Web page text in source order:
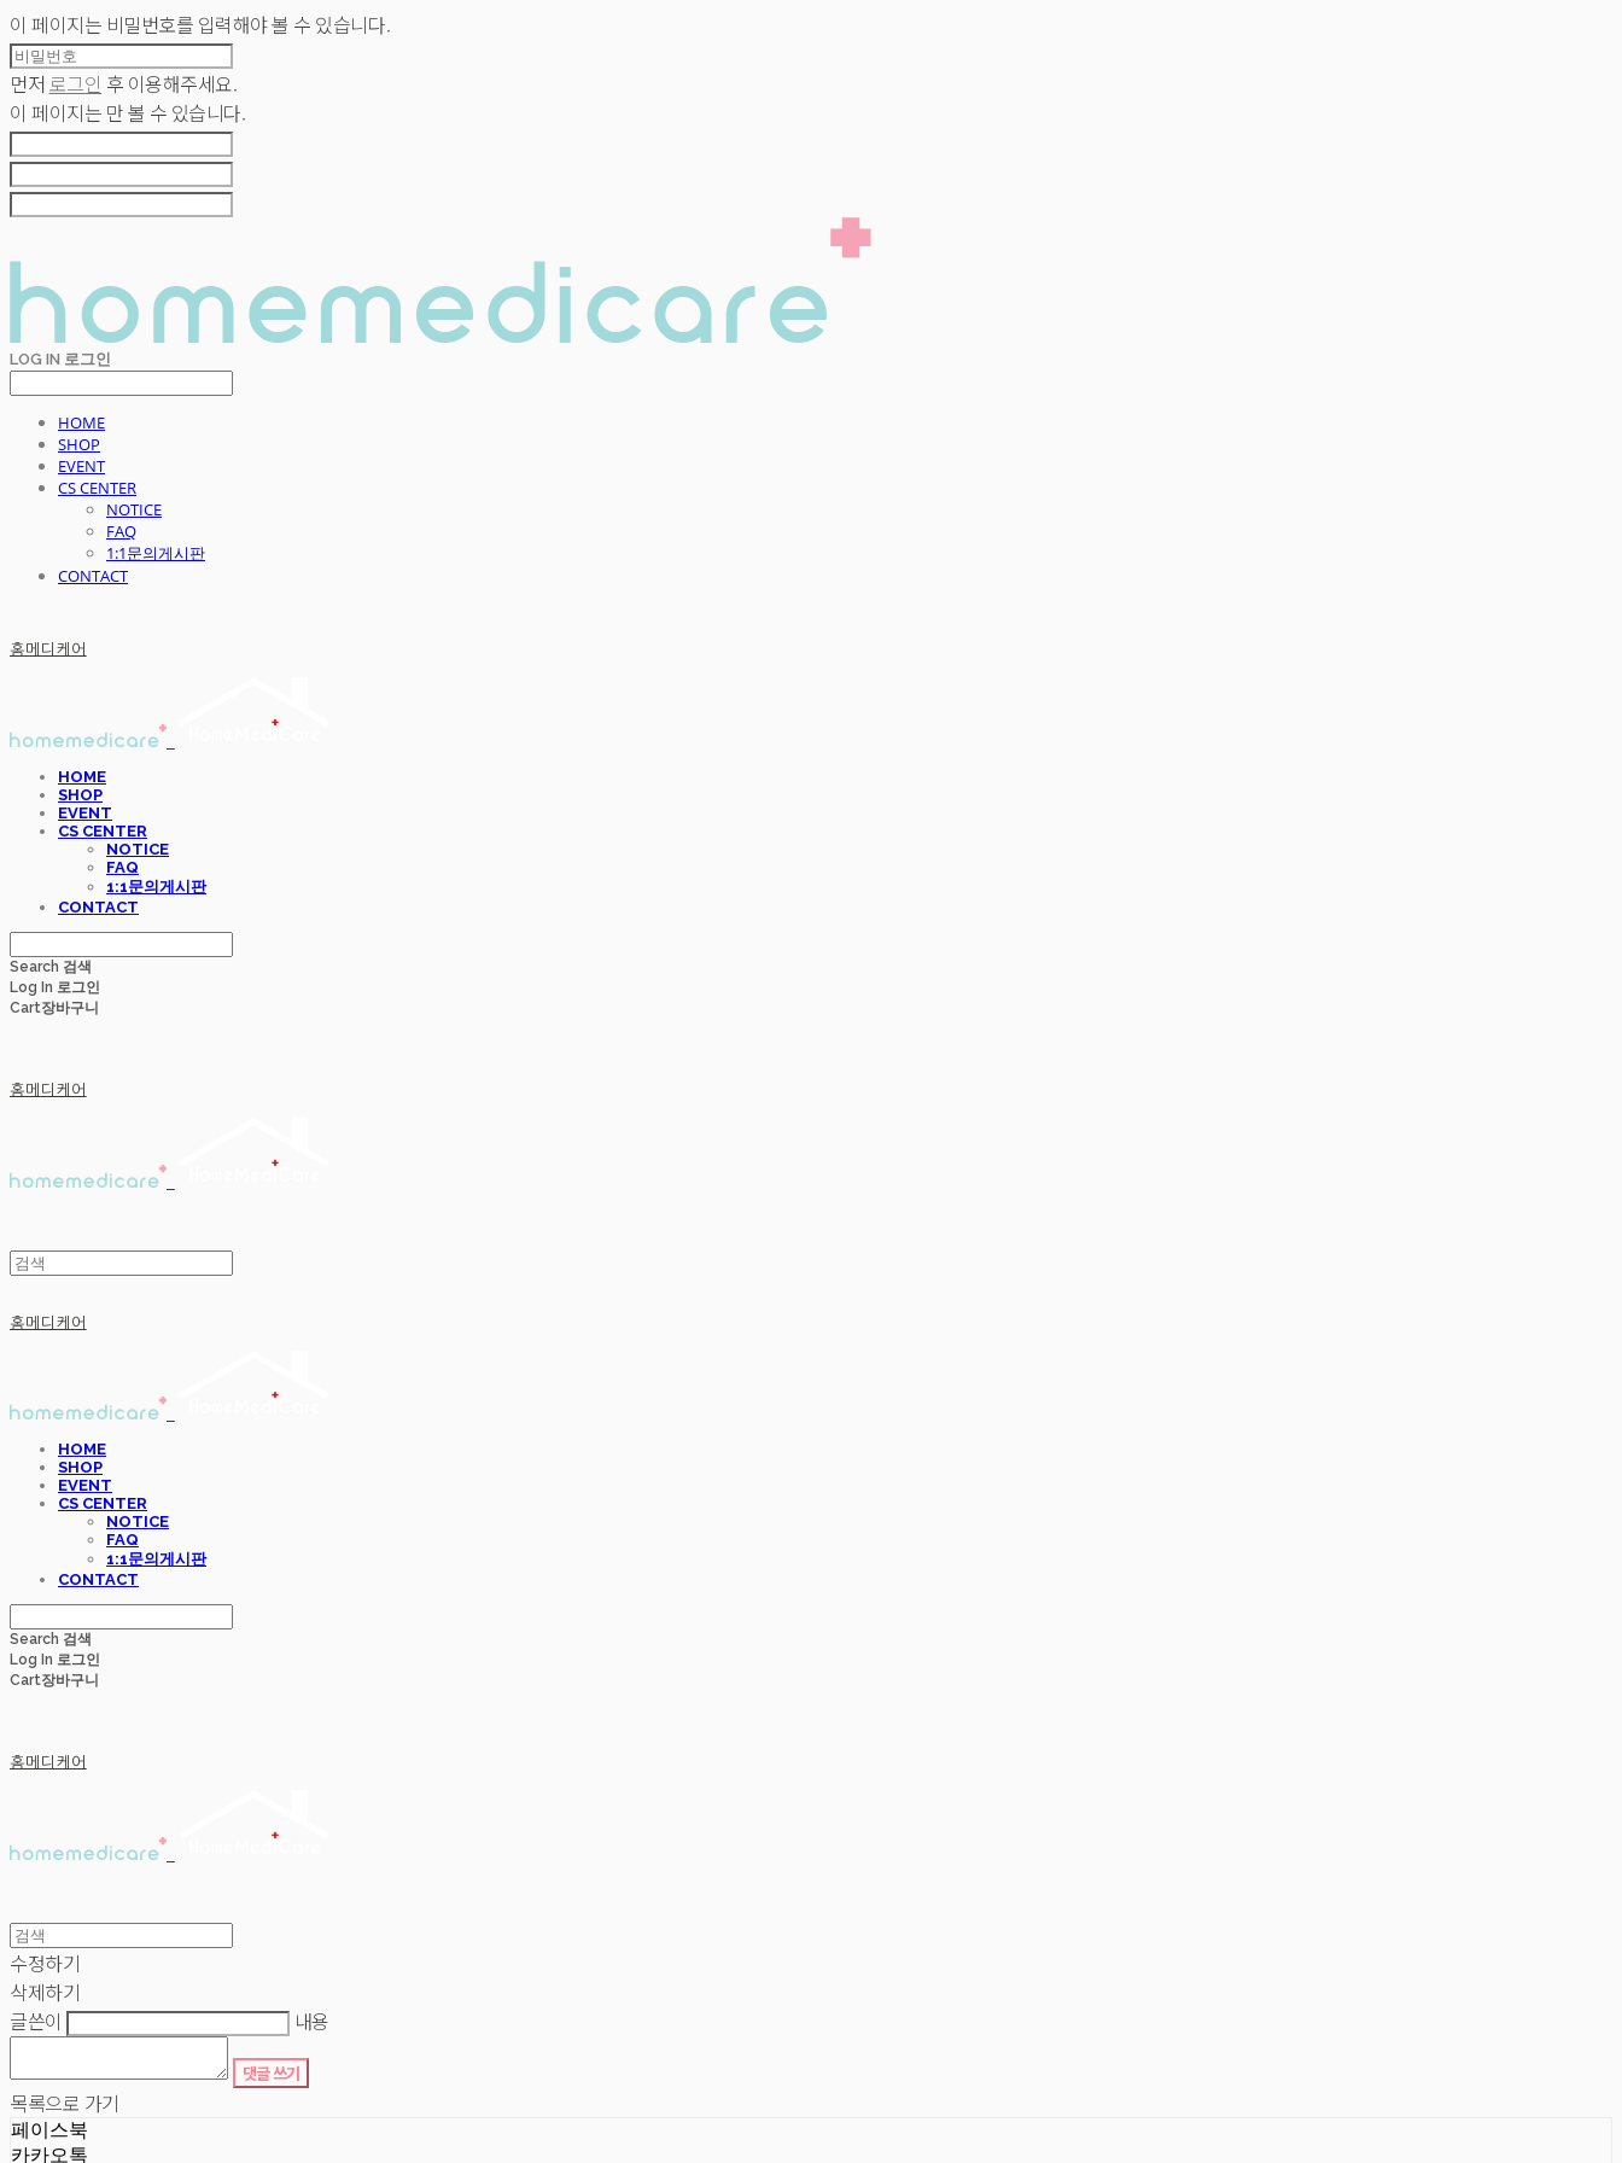
이 페이지는 비밀번호를 입력해야 볼 수 있습니다.
먼저 로그인 후 이용해주세요.
이 페이지는 만 볼 수 있습니다.
LOG IN 로그인
HOME
SHOP
EVENT
CS CENTER
NOTICE
FAQ
1:1문의게시판
CONTACT
홈메디케어
HOME
SHOP
EVENT
CS CENTER
NOTICE
FAQ
1:1문의게시판
CONTACT
Search 검색
Log In 로그인
Cart장바구니
홈메디케어
홈메디케어
HOME
SHOP
EVENT
CS CENTER
NOTICE
FAQ
1:1문의게시판
CONTACT
Search 검색
Log In 로그인
Cart장바구니
홈메디케어
수정하기
삭제하기
글쓴이
내용
댓글 쓰기
목록으로 가기
페이스북
카카오톡